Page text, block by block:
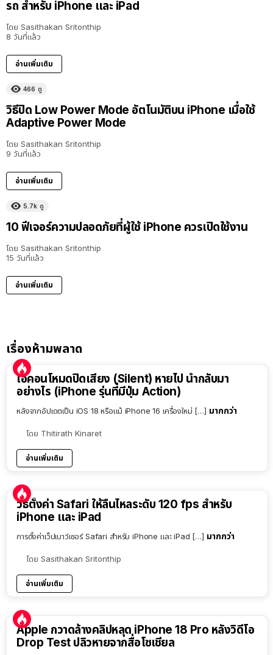
รถ สำหรับ iPhone และ iPad
โดย Sasithakan Sritonthip
8 วันที่แล้ว
อ่านเพิ่มเติม
466 ดู
วิธีปิด Low Power Mode อัตโนมัติบน iPhone เมื่อใช้
Adaptive Power Mode
โดย Sasithakan Sritonthip
9 วันที่แล้ว
อ่านเพิ่มเติม
5.7k ดู
10 ฟีเจอร์ความปลอดภัยที่ผู้ใช้ iPhone ควรเปิดใช้งาน
โดย Sasithakan Sritonthip
15 วันที่แล้ว
อ่านเพิ่มเติม
เรื่องห้ามพลาด
ไอคอนโหมดปิดเสียง (Silent) หายไป นำกลับมา
อย่างไร (iPhone รุ่นที่มีปุ่ม Action)
หลังจากอัปเดตเป็น iOS 18 หรือแม้ iPhone 16 เครื่องใหม่ […] มากกว่า
โดย Thitirath Kinaret
อ่านเพิ่มเติม
วิธีตั้งค่า Safari ให้ลื่นไหลระดับ 120 fps สำหรับ
iPhone และ iPad
การตั้งค่าเว็ปเบาว์เซอร์ Safari สำหรับ iPhone และ iPad […] มากกว่า
โดย Sasithakan Sritonthip
อ่านเพิ่มเติม
Apple กวาดล้างคลิปหลุด iPhone 18 Pro หลังวิดีโอ
Drop Test ปลิวหายจากสื่อโซเชียล